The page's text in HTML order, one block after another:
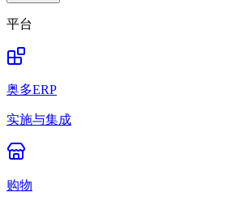
平台
奥多ERP
实施与集成
购物